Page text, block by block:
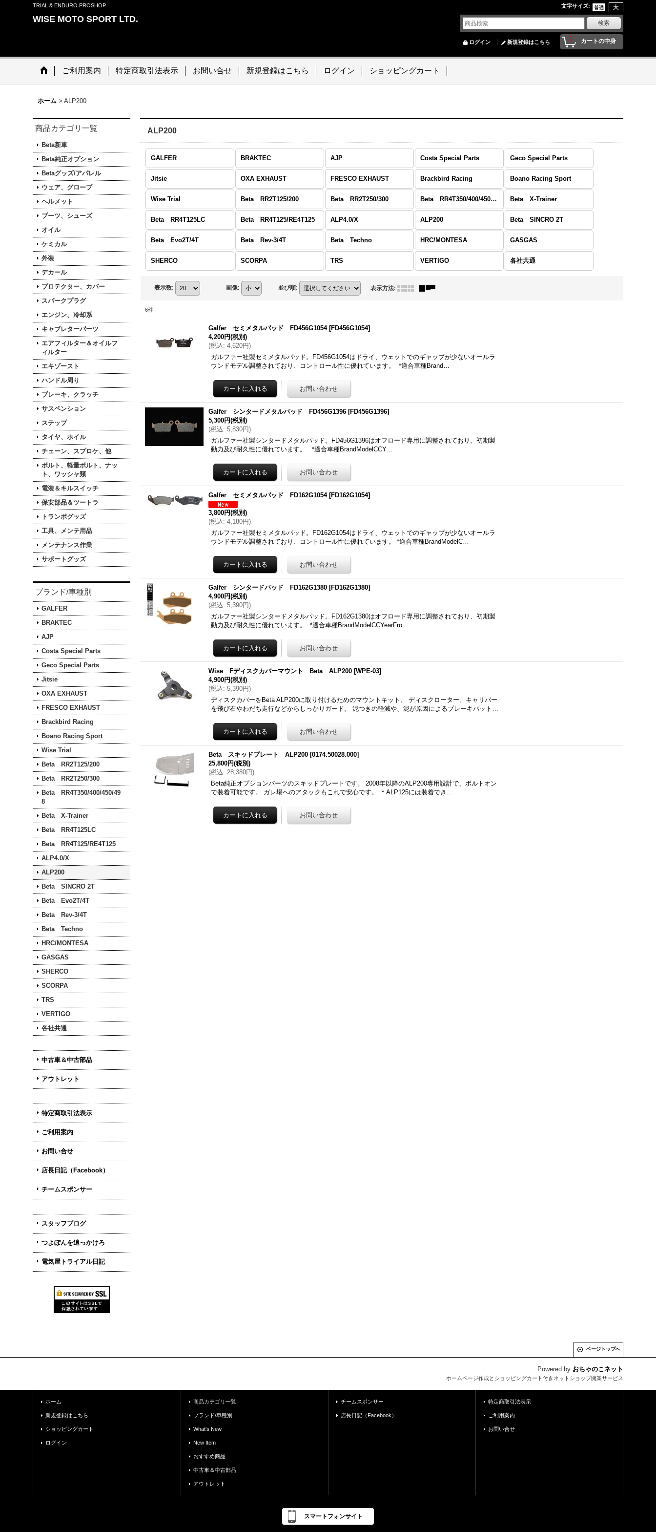
TRIAL & ENDURO PROSHOP 文字サイズ:
WISE MOTO SPORT LTD.
0 カートの中身
ログイン 新規登録はこちら
ご利用案内 特定商取引法表示 お問い合せ 新規登録はこちら ログイン ショッピングカート
ホーム > ALP200
商品カテゴリ一覧
Beta新車
Beta純正オプション
Betaグッズ/アパレル
ウェア、グローブ
ヘルメット
ブーツ、シューズ
オイル
ケミカル
外装
デカール
プロテクター、カバー
スパークプラグ
エンジン、冷却系
キャブレターパーツ
エアフィルター＆オイルフ
ィルター
エキゾースト
ハンドル周り
ブレーキ、クラッチ
サスペンション
ステップ
タイヤ、ホイル
チェーン、スプロケ、他
ボルト、軽量ボルト、ナッ
ト、ワッシャ類
電装＆キルスイッチ
保安部品＆ツートラ
トランポグッズ
工具、メンテ用品
メンテナンス作業
サポートグッズ
ブランド/車種別
GALFER
BRAKTEC
AJP
Costa Special Parts
Geco Special Parts
Jitsie
OXA EXHAUST
FRESCO EXHAUST
Brackbird Racing
Boano Racing Sport
Wise Trial
Beta RR2T125/200
Beta RR2T250/300
Beta RR4T350/400/450/49
8
Beta X-Trainer
Beta RR4T125LC
Beta RR4T125/RE4T125
ALP4.0/X
ALP200
Beta SINCRO 2T
Beta Evo2T/4T
Beta Rev-3/4T
Beta Techno
HRC/MONTESA
GASGAS
SHERCO
SCORPA
TRS
VERTIGO
各社共通
中古車＆中古部品
アウトレット
特定商取引法表示
ご利用案内
お問い合せ
店長日記（Facebook）
チームスポンサー
スタッフブログ
つよぽんを追っかけろ
電気屋トライアル日記
ALP200
GALFER BRAKTEC AJP Costa Special Parts Geco Special Parts
Jitsie OXA EXHAUST FRESCO EXHAUST Brackbird Racing Boano Racing Sport
Wise Trial Beta RR2T125/200 Beta RR2T250/300 Beta RR4T350/400/450/498 Beta X-Trainer
Beta RR4T125LC Beta RR4T125/RE4T125 ALP4.0/X ALP200 Beta SINCRO 2T
Beta Evo2T/4T Beta Rev-3/4T Beta Techno HRC/MONTESA GASGAS
SHERCO SCORPA TRS VERTIGO 各社共通
表示数: 画像: 並び順: 表示方法:
6件
Galfer セミメタルパッド FD456G1054 [FD456G1054]
4,200円(税別)
(税込: 4,620円)
ガルファー社製セミメタルパッド。FD456G1054はドライ、ウェットでのギャップが少ないオールラ
ウンドモデル調整されており、コントロール性に優れています。 *適合車種Brand…
Galfer シンタードメタルパッド FD456G1396 [FD456G1396]
5,300円(税別)
(税込: 5,830円)
ガルファー社製シンタードメタルパッド。FD456G1396はオフロード専用に調整されており、初期製
動力及び耐久性に優れています。 *適合車種BrandModelCCY…
Galfer セミメタルパッド FD162G1054 [FD162G1054]
3,800円(税別)
(税込: 4,180円)
ガルファー社製セミメタルパッド。FD162G1054はドライ、ウェットでのギャップが少ないオールラ
ウンドモデル調整されており、コントロール性に優れています。 *適合車種BrandModelC…
Galfer シンタードパッド FD162G1380 [FD162G1380]
4,900円(税別)
(税込: 5,390円)
ガルファー社製シンタードメタルパッド。FD162G1380はオフロード専用に調整されており、初期製
動力及び耐久性に優れています。 *適合車種BrandModelCCYearFro…
Wise Fディスクカバーマウント Beta ALP200 [WPE-03]
4,900円(税別)
(税込: 5,390円)
ディスクカバーをBeta ALP200に取り付けるためのマウントキット。 ディスクローター、キャリパー
を飛び石やわだち走行などからしっかりガード。 泥つきの軽減や、泥が原因によるブレーキパット…
Beta スキッドプレート ALP200 [0174.50028.000]
25,800円(税別)
(税込: 28,380円)
Beta純正オプションパーツのスキッドプレートです。 2008年以降のALP200専用設計で、ボルトオン
で装着可能です。 ガレ場へのアタックもこれで安心です。 ＊ALP125には装着でき…
ページトップへ
Powered by おちゃのこネット
ホームページ作成とショッピングカート付きネットショップ開業サービス
ホーム
新規登録はこちら
ショッピングカート
ログイン
商品カテゴリ一覧
ブランド/車種別
What's New
New Item
おすすめ商品
中古車＆中古部品
アウトレット
チームスポンサー
店長日記（Facebook）
特定商取引法表示
ご利用案内
お問い合せ
スマートフォンサイト